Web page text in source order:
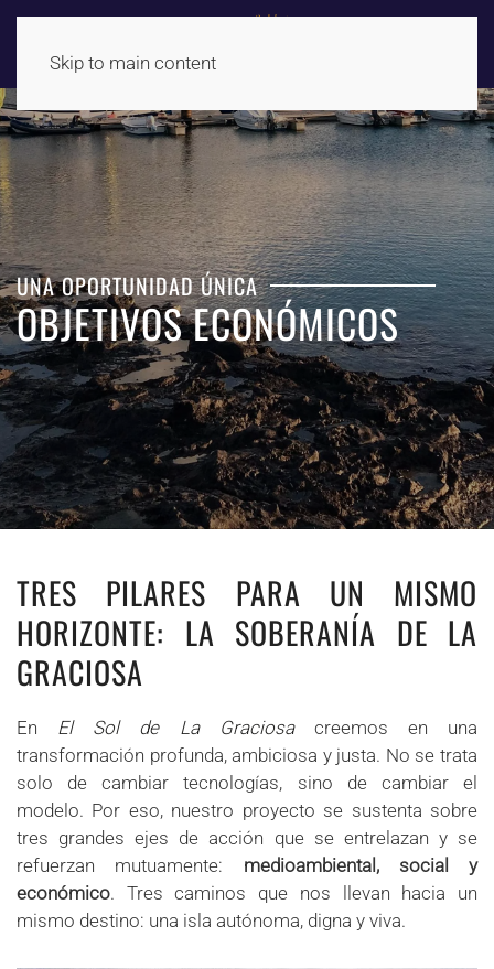
Skip to main content
UNA OPORTUNIDAD ÚNICA
OBJETIVOS ECONÓMICOS
TRES PILARES PARA UN MISMO
HORIZONTE: LA SOBERANÍA DE LA
GRACIOSA
En El Sol de La Graciosacreemos en una
transformación profunda, ambiciosa y justa. No se trata
solo de cambiar tecnologías, sino de cambiar el
modelo. Por eso, nuestro proyecto se sustenta sobre
tres grandes ejes de acción que se entrelazan y se
refuerzan mutuamente: medioambiental, social y
económico. Tres caminos que nos llevan hacia un
mismo destino: una isla autónoma, digna y viva.